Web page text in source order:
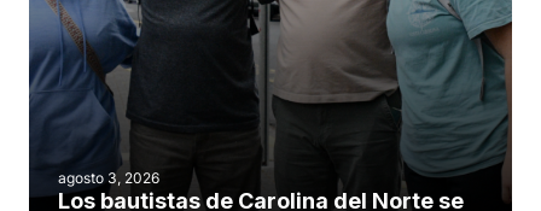
agosto 3, 2026
Los bautistas de Carolina del Norte se